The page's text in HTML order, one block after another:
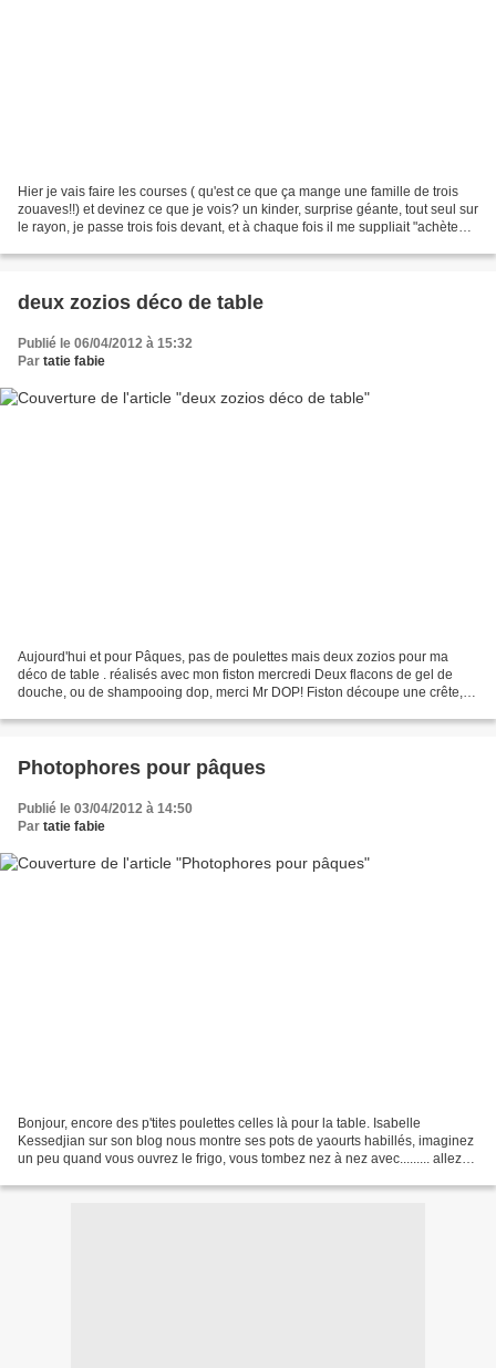
Hier je vais faire les courses ( qu'est ce que ça mange une famille de trois
zouaves!!) et devinez ce que je vois? un kinder, surprise géante, tout seul sur
le rayon, je passe trois fois devant, et à chaque fois il me suppliait "achète
deux zozios déco de table
Publié le 06/04/2012 à 15:32
Par tatie fabie
Aujourd'hui et pour Pâques, pas de poulettes mais deux zozios pour ma
déco de table . réalisés avec mon fiston mercredi Deux flacons de gel de
douche, ou de shampooing dop, merci Mr DOP! Fiston découpe une crête, et
Photophores pour pâques
Publié le 03/04/2012 à 14:50
Par tatie fabie
Bonjour, encore des p'tites poulettes celles là pour la table. Isabelle
Kessedjian sur son blog nous montre ses pots de yaourts habillés, imaginez
un peu quand vous ouvrez le frigo, vous tombez nez à nez avec......... allez